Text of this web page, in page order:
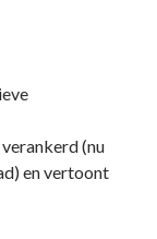
(nu
en vertoont